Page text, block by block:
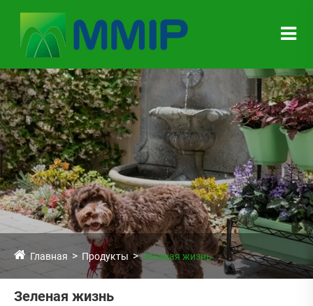
Главная Продукты Зеленая жизнь
Зеленая жизнь